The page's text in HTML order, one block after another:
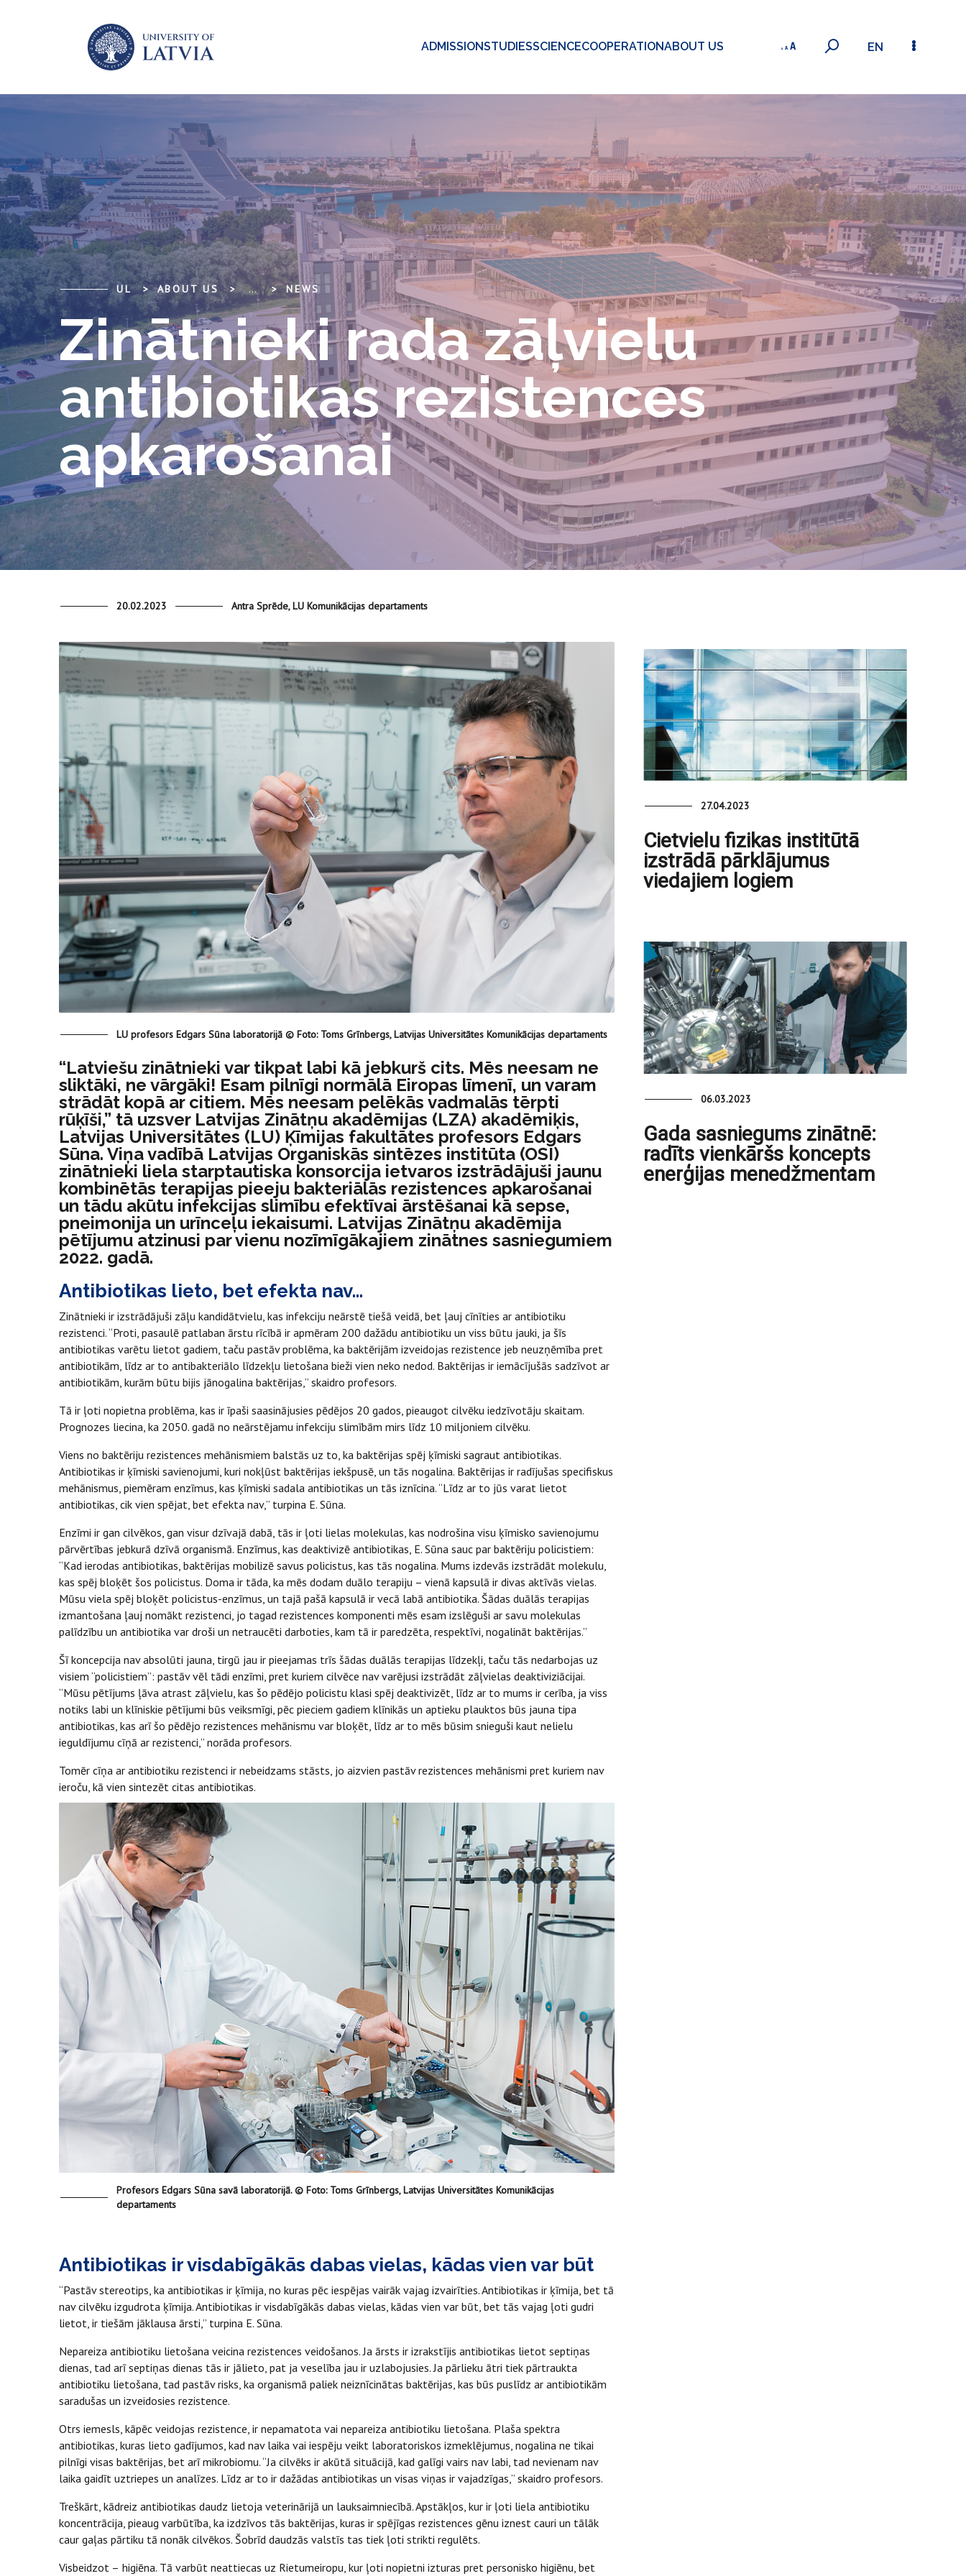
ADMISSIONSTUDIESSCIENCECOOPERATIONABOUT US EN
UL ABOUT US ... NEWS
Zinātnieki rada zāļvielu
antibiotikas rezistences
apkarošanai
20.02.2023 Antra Sprēde, LU Komunikācijas departaments
LU profesors Edgars Sūna laboratorijā © Foto: Toms Grīnbergs, Latvijas Universitātes Komunikācijas departaments
“Latviešu zinātnieki var tikpat labi kā jebkurš cits. Mēs neesam ne
sliktāki, ne vārgāki! Esam pilnīgi normālā Eiropas līmenī, un varam
strādāt kopā ar citiem. Mēs neesam pelēkās vadmalās tērpti
rūķīši,” tā uzsver Latvijas Zinātņu akadēmijas (LZA) akadēmiķis,
Latvijas Universitātes (LU) Ķīmijas fakultātes profesors Edgars
Sūna. Viņa vadībā Latvijas Organiskās sintēzes institūta (OSI)
zinātnieki liela starptautiska konsorcija ietvaros izstrādājuši jaunu
kombinētās terapijas pieeju bakteriālās rezistences apkarošanai
un tādu akūtu infekcijas slimību efektīvai ārstēšanai kā sepse,
pneimonija un urīnceļu iekaisumi. Latvijas Zinātņu akadēmija
pētījumu atzinusi par vienu nozīmīgākajiem zinātnes sasniegumiem
2022. gadā.
Antibiotikas lieto, bet efekta nav…
Zinātnieki ir izstrādājuši zāļu kandidātvielu, kas infekciju neārstē tiešā veidā, bet ļauj cīnīties ar antibiotiku
rezistenci. “Proti, pasaulē patlaban ārstu rīcībā ir apmēram 200 dažādu antibiotiku un viss būtu jauki, ja šīs
antibiotikas varētu lietot gadiem, taču pastāv problēma, ka baktērijām izveidojas rezistence jeb neuzņēmība pret
antibiotikām, līdz ar to antibakteriālo līdzekļu lietošana bieži vien neko nedod. Baktērijas ir iemācījušās sadzīvot ar
antibiotikām, kurām būtu bijis jānogalina baktērijas,” skaidro profesors.
Tā ir ļoti nopietna problēma, kas ir īpaši saasinājusies pēdējos 20 gados, pieaugot cilvēku iedzīvotāju skaitam.
Prognozes liecina, ka 2050. gadā no neārstējamu infekciju slimībām mirs līdz 10 miljoniem cilvēku.
Viens no baktēriju rezistences mehānismiem balstās uz to, ka baktērijas spēj ķīmiski sagraut antibiotikas.
Antibiotikas ir ķīmiski savienojumi, kuri nokļūst baktērijas iekšpusē, un tās nogalina. Baktērijas ir radījušas specifiskus
mehānismus, piemēram enzīmus, kas ķīmiski sadala antibiotikas un tās iznīcina. “Līdz ar to jūs varat lietot
antibiotikas, cik vien spējat, bet efekta nav,” turpina E. Sūna.
Enzīmi ir gan cilvēkos, gan visur dzīvajā dabā, tās ir ļoti lielas molekulas, kas nodrošina visu ķīmisko savienojumu
pārvērtības jebkurā dzīvā organismā. Enzīmus, kas deaktivizē antibiotikas, E. Sūna sauc par baktēriju policistiem:
“Kad ierodas antibiotikas, baktērijas mobilizē savus policistus, kas tās nogalina. Mums izdevās izstrādāt molekulu,
kas spēj bloķēt šos policistus. Doma ir tāda, ka mēs dodam duālo terapiju – vienā kapsulā ir divas aktīvās vielas.
Mūsu viela spēj bloķēt policistus-enzīmus, un tajā pašā kapsulā ir vecā labā antibiotika. Šādas duālās terapijas
izmantošana ļauj nomākt rezistenci, jo tagad rezistences komponenti mēs esam izslēguši ar savu molekulas
palīdzību un antibiotika var droši un netraucēti darboties, kam tā ir paredzēta, respektīvi, nogalināt baktērijas.”
Šī koncepcija nav absolūti jauna, tirgū jau ir pieejamas trīs šādas duālās terapijas līdzekļi, taču tās nedarbojas uz
visiem “policistiem”: pastāv vēl tādi enzīmi, pret kuriem cilvēce nav varējusi izstrādāt zāļvielas deaktiviziācijai.
“Mūsu pētījums ļāva atrast zāļvielu, kas šo pēdējo policistu klasi spēj deaktivizēt, līdz ar to mums ir cerība, ja viss
notiks labi un klīniskie pētījumi būs veiksmīgi, pēc pieciem gadiem klīnikās un aptieku plauktos būs jauna tipa
antibiotikas, kas arī šo pēdējo rezistences mehānismu var bloķēt, līdz ar to mēs būsim snieguši kaut nelielu
ieguldījumu cīņā ar rezistenci,” norāda profesors.
Tomēr cīņa ar antibiotiku rezistenci ir nebeidzams stāsts, jo aizvien pastāv rezistences mehānismi pret kuriem nav
ieroču, kā vien sintezēt citas antibiotikas.
Profesors Edgars Sūna savā laboratorijā. © Foto: Toms Grīnbergs, Latvijas Universitātes Komunikācijas
departaments
Antibiotikas ir visdabīgākās dabas vielas, kādas vien var būt
“Pastāv stereotips, ka antibiotikas ir ķīmija, no kuras pēc iespējas vairāk vajag izvairīties. Antibiotikas ir ķīmija, bet tā
nav cilvēku izgudrota ķīmija. Antibiotikas ir visdabīgākās dabas vielas, kādas vien var būt, bet tās vajag ļoti gudri
lietot, ir tiešām jāklausa ārsti,” turpina E. Sūna.
Nepareiza antibiotiku lietošana veicina rezistences veidošanos. Ja ārsts ir izrakstījis antibiotikas lietot septiņas
dienas, tad arī septiņas dienas tās ir jālieto, pat ja veselība jau ir uzlabojusies. Ja pārlieku ātri tiek pārtraukta
antibiotiku lietošana, tad pastāv risks, ka organismā paliek neiznīcinātas baktērijas, kas būs puslīdz ar antibiotikām
saradušas un izveidosies rezistence.
Otrs iemesls, kāpēc veidojas rezistence, ir nepamatota vai nepareiza antibiotiku lietošana. Plaša spektra
antibiotikas, kuras lieto gadījumos, kad nav laika vai iespēju veikt laboratoriskos izmeklējumus, nogalina ne tikai
pilnīgi visas baktērijas, bet arī mikrobiomu. “Ja cilvēks ir akūtā situācijā, kad galīgi vairs nav labi, tad nevienam nav
laika gaidīt uztriepes un analīzes. Līdz ar to ir dažādas antibiotikas un visas viņas ir vajadzīgas,” skaidro profesors.
Treškārt, kādreiz antibiotikas daudz lietoja veterinārijā un lauksaimniecībā. Apstākļos, kur ir ļoti liela antibiotiku
koncentrācija, pieaug varbūtība, ka izdzīvos tās baktērijas, kuras ir spējīgas rezistences gēnu iznest cauri un tālāk
caur gaļas pārtiku tā nonāk cilvēkos. Šobrīd daudzās valstīs tas tiek ļoti strikti regulēts.
Visbeidzot – higiēna. Tā varbūt neattiecas uz Rietumeiropu, kur ļoti nopietni izturas pret personisko higiēnu, bet
27.04.2023
Cietvielu fizikas institūtā
izstrādā pārklājumus
viedajiem logiem
06.03.2023
Gada sasniegums zinātnē:
radīts vienkāršs koncepts
enerģijas menedžmentam